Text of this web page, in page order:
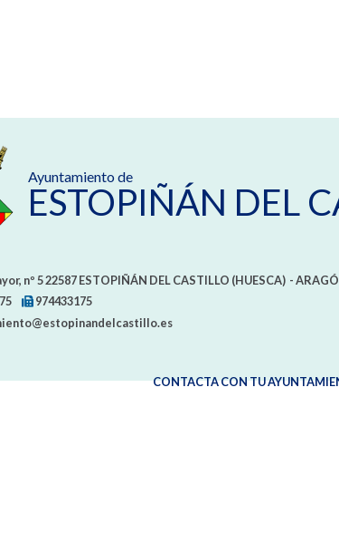
Ayuntamiento de
ESTOPIÑÁN DEL
nº 522587ESTOPIÑÁN DEL CASTILLO (HUESCA) -
974433175
CONTACTA CON TU